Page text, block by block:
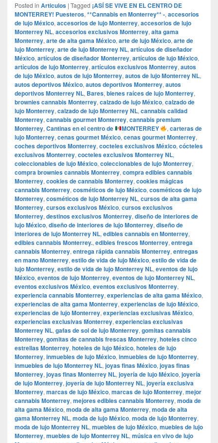
Posted in Articulos | Tagged ¡ASÍ SE VIVE EN EL CENTRO DE
MONTERREY! Puesteros, **Cannabis en Monterrey** -, accesorios
de lujo México, accesorios de lujo Monterrey, accesorios de lujo
Monterrey NL, accesorios exclusivos Monterrey, alta gama
Monterrey, arte de alta gama México, arte de lujo México, arte de
lujo Monterrey, arte de lujo Monterrey NL, artículos de diseñador
México, artículos de diseñador Monterrey, artículos de lujo México,
artículos de lujo Monterrey, artículos exclusivos Monterrey, autos
de lujo México, autos de lujo Monterrey, autos de lujo Monterrey NL,
autos deportivos México, autos deportivos Monterrey, autos
deportivos Monterrey NL, Bares, bienes raíces de lujo Monterrey,
brownies cannabis Monterrey, calzado de lujo México, calzado de
lujo Monterrey, calzado de lujo Monterrey NL, cannabis calidad
Monterrey, cannabis gourmet Monterrey, cannabis premium
Monterrey, Cantinas en el centro de MONTERREY ,carteras de
lujo Monterrey, cenas gourmet México, cenas gourmet Monterrey,
coches deportivos Monterrey, cocteles exclusivos México, cócteles
exclusivos Monterrey, cocteles exclusivos Monterrey NL,
coleccionables de lujo México, coleccionables de lujo Monterrey,
compra brownies cannabis Monterrey, compra edibles cannabis
Monterrey, cookies de cannabis Monterrey, cookies mágicas
cannabis Monterrey, cosméticos de lujo México, cosméticos de lujo
Monterrey, cosméticos de lujo Monterrey NL, cursos de alta gama
Monterrey, cursos exclusivos México, cursos exclusivos
Monterrey, destinos exclusivos Monterrey, diseño de interiores de
lujo México, diseño de interiores de lujo Monterrey, diseño de
interiores de lujo Monterrey NL, edibles cannabis en Monterrey,
edibles cannabis Monterrey., edibles frescos Monterrey, entrega
cannabis Monterrey, entrega rápida cannabis Monterrey, entregas
en mano Monterrey, estilo de vida de lujo México, estilo de vida de
lujo Monterrey, estilo de vida de lujo Monterrey NL, eventos de lujo
México, eventos de lujo Monterrey, eventos de lujo Monterrey NL,
eventos exclusivos México, eventos exclusivos Monterrey,
experiencia cannabis Monterrey, experiencias de alta gama México,
experiencias de alta gama Monterrey, experiencias de lujo México,
experiencias de lujo Monterrey, experiencias exclusivas México,
experiencias exclusivas Monterrey, experiencias exclusivas
Monterrey NL, gafas de sol de lujo Monterrey, gomitas cannabis
Monterrey, gomitas de cannabis frescas Monterrey, hoteles cinco
estrellas Monterrey, hoteles de lujo México, hoteles de lujo
Monterrey, inmuebles de lujo México, inmuebles de lujo Monterrey,
inmuebles de lujo Monterrey NL, joyas finas México, joyas finas
Monterrey, joyas finas Monterrey NL, joyería de lujo México, joyería
de lujo Monterrey, joyería de lujo Monterrey NL, joyería exclusiva
Monterrey, marcas de lujo México, marcas de lujo Monterrey, mejor
cannabis Monterrey, mejores edibles cannabis Monterrey, moda de
alta gama México, moda de alta gama Monterrey, moda de alta
gama Monterrey NL, moda de lujo México, moda de lujo Monterrey,
moda de lujo Monterrey NL, muebles de lujo México, muebles de lujo
Monterrey, muebles de lujo Monterrey NL, música en vivo de lujo